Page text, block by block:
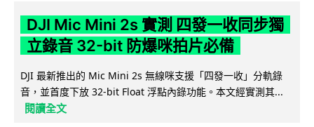
DJI Mic Mini 2s 實測 四發一收同步獨
立錄音 32-bit 防爆咪拍片必備
DJI 最新推出的 Mic Mini 2s 無線咪支援「四發一收」分軌錄
音，並首度下放 32-bit Float 浮點內錄功能。本文經實測其...
閱讀全文